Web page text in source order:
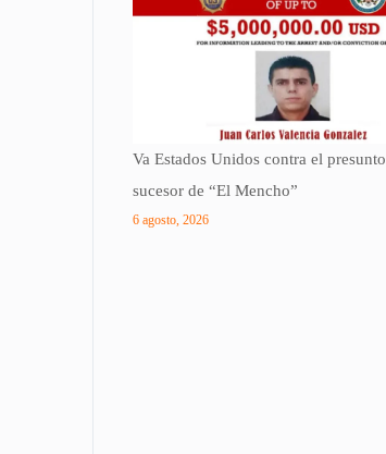
Va Estados Unidos contra el presunto
sucesor de “El Mencho”
6 agosto, 2026